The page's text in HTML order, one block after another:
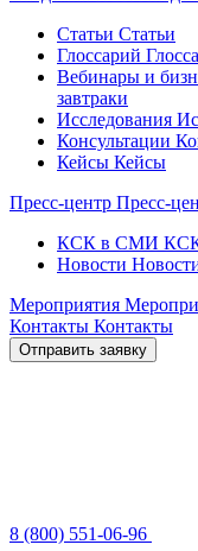
Статьи Статьи
Глоссарий
Вебинары и
завтраки
Исследования
Консультации
Кейсы Кейсы
Пресс-центр Пресс-
КСК в СМИ
Новости
Мероприятия
Контакты Контакты
Отправить заявку
8 (800) 551-06-96